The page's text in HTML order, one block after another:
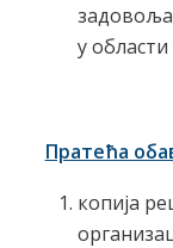
у
Пратећа
копија